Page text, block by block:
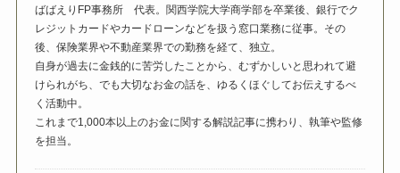
ばばえりFP事務所 代表。関西学院大学商学部を卒業後、銀行でク
レジットカードやカードローンなどを扱う窓口業務に従事。その
後、保険業界や不動産業界での勤務を経て、独立。
自身が過去に金銭的に苦労したことから、むずかしいと思われて避
けられがち、でも大切なお金の話を、ゆるくほぐしてお伝えするべ
く活動中。
これまで1,000本以上のお金に関する解説記事に携わり、執筆や監修
を担当。